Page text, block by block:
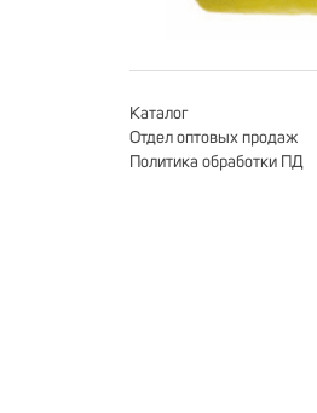
Каталог
Отдел оптовых продаж
Политика обработки ПД